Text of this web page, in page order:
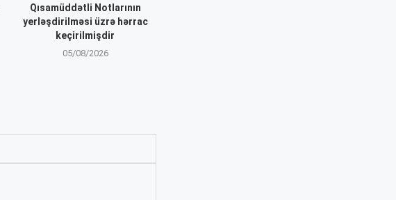
Qısamüddətli Notlarının
yerləşdirilməsi üzrə hərrac
keçirilmişdir
05/08/2026